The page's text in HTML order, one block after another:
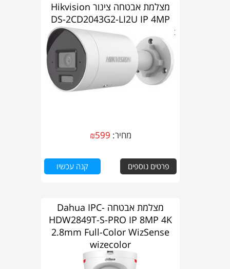
מצלמת אבטחה צינור Hikvision
DS-2CD2043G2-LI2U IP 4MP
2.8mm AcuSense Hybrid Light
מחיר: ₪599
פרטים נוספים קנה עכשיו
מצלמת אבטחה Dahua IPC-
HDW2849T-S-PRO IP 8MP 4K
2.8mm Full-Color WizSense
wizecolor